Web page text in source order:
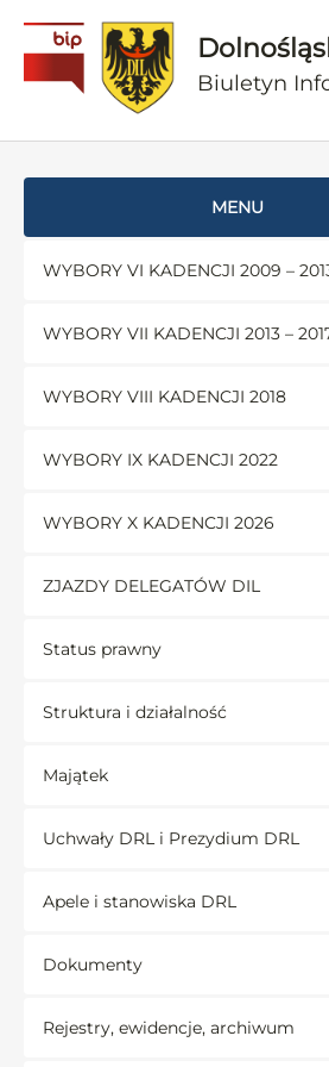
Biuletyn
MENU
WYBORY VI KADENCJI 2009 –
WYBORY VII KADENCJI 2013 –
WYBORY VIII KADENCJI 2018
WYBORY IX KADENCJI 2022
WYBORY X KADENCJI 2026
ZJAZDY DELEGATÓW DIL
Status prawny
Struktura i działalność
Majątek
Uchwały DRL i Prezydium DRL
Apele i stanowiska DRL
Dokumenty
Rejestry, ewidencje, archiwum